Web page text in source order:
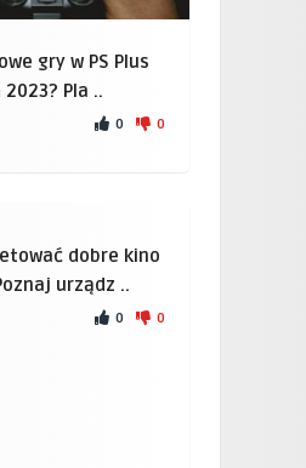
gry w PS Plus
Pla ..
0 0
dobre kino
urządz ..
0 0